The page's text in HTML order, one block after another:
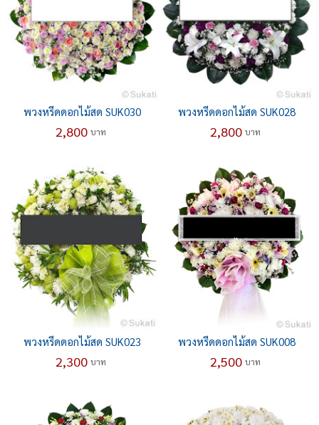
พวงหรีดดอกไม้สด SUK030
2,800 บาท
พวงหรีดดอกไม้สด SUK028
2,800 บาท
พวงหรีดดอกไม้สด SUK023
2,300 บาท
พวงหรีดดอกไม้สด SUK008
2,500 บาท